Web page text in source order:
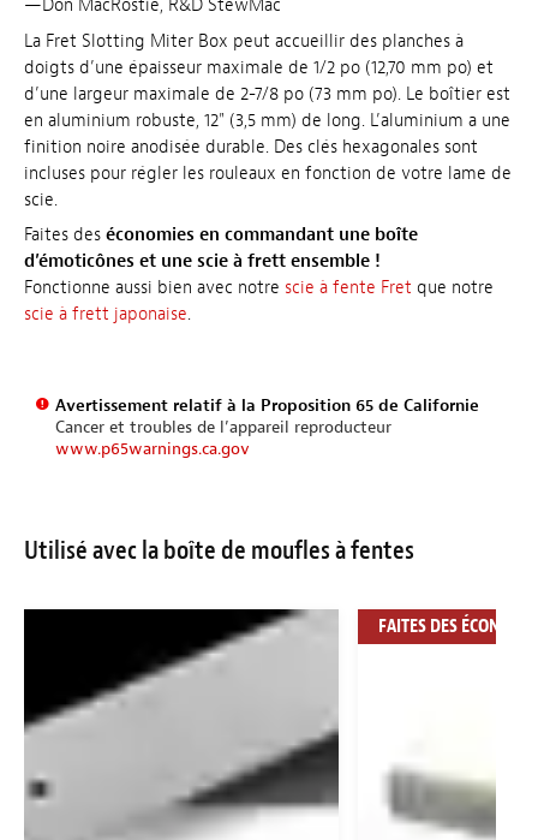
—Don MacRostie, R&D StewMac
La Fret Slotting Miter Box peut accueillir des planches à
doigts d’une épaisseur maximale de 1/2 po (12,70 mm po) et
d’une largeur maximale de 2-7/8 po (73 mm po). Le boîtier est
en aluminium robuste, 12" (3,5 mm) de long. L’aluminium a une
finition noire anodisée durable. Des clés hexagonales sont
incluses pour régler les rouleaux en fonction de votre lame de
scie.
Faites des économies en commandant une boîte
d’émoticônes et une scie à frett ensemble !
Fonctionne aussi bien avec notre scie à fente Fret que notre
scie à frett japonaise.
Avertissement relatif à la Proposition 65 de Californie
Cancer et troubles de l’appareil reproducteur
www.p65warnings.ca.gov
Utilisé avec la boîte de moufles à fentes
FAITES DES